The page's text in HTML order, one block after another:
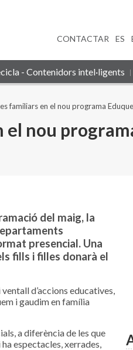
CONTACTAR ES
- Contenidors intel·ligents
familiars en el nou programa
nou
del maig, la
presencial. Una
fills i filles donarà el
d’accions educatives,
i gaudim en família
a diferència de les que
espectacles, xerrades,